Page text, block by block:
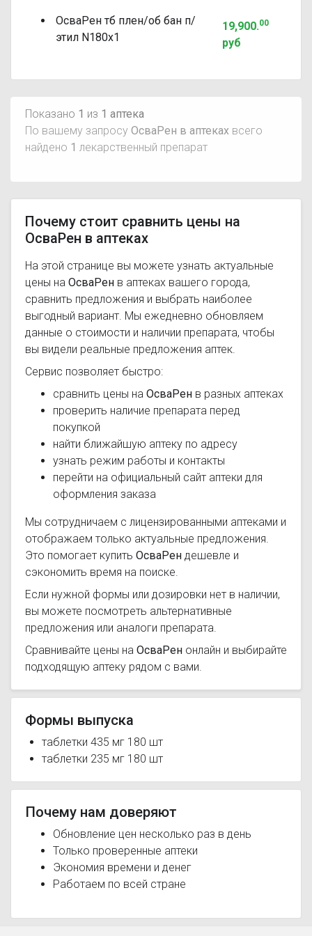
ОсваРен тб плен/об бан п/
этил N180x1
19,900.00
руб
Показано 1 из 1 аптека
По вашему запросу ОсваРен в аптеках всего
найдено 1 лекарственный препарат
Почему стоит сравнить цены на
ОсваРен в аптеках
На этой странице вы можете узнать актуальные
цены на ОсваРен в аптеках вашего города,
сравнить предложения и выбрать наиболее
выгодный вариант. Мы ежедневно обновляем
данные о стоимости и наличии препарата, чтобы
вы видели реальные предложения аптек.
Сервис позволяет быстро:
сравнить цены на ОсваРен в разных аптеках
проверить наличие препарата перед
покупкой
найти ближайшую аптеку по адресу
узнать режим работы и контакты
перейти на официальный сайт аптеки для
оформления заказа
Мы сотрудничаем с лицензированными аптеками и
отображаем только актуальные предложения.
Это помогает купить ОсваРен дешевле и
сэкономить время на поиске.
Если нужной формы или дозировки нет в наличии,
вы можете посмотреть альтернативные
предложения или аналоги препарата.
Сравнивайте цены на ОсваРен онлайн и выбирайте
подходящую аптеку рядом с вами.
Формы выпуска
таблетки 435 мг 180 шт
таблетки 235 мг 180 шт
Почему нам доверяют
Обновление цен несколько раз в день
Только проверенные аптеки
Экономия времени и денег
Работаем по всей стране